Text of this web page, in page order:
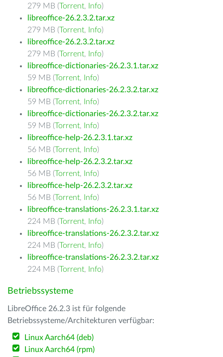
279 MB (Torrent, Info)
libreoffice-26.2.3.2.tar.xz
279 MB (Torrent, Info)
libreoffice-26.2.3.2.tar.xz
279 MB (Torrent, Info)
libreoffice-dictionaries-26.2.3.1.tar.xz
59 MB (Torrent, Info)
libreoffice-dictionaries-26.2.3.2.tar.xz
59 MB (Torrent, Info)
libreoffice-dictionaries-26.2.3.2.tar.xz
59 MB (Torrent, Info)
libreoffice-help-26.2.3.1.tar.xz
56 MB (Torrent, Info)
libreoffice-help-26.2.3.2.tar.xz
56 MB (Torrent, Info)
libreoffice-help-26.2.3.2.tar.xz
56 MB (Torrent, Info)
libreoffice-translations-26.2.3.1.tar.xz
224 MB (Torrent, Info)
libreoffice-translations-26.2.3.2.tar.xz
224 MB (Torrent, Info)
libreoffice-translations-26.2.3.2.tar.xz
224 MB (Torrent, Info)
Betriebssysteme
LibreOffice 26.2.3 ist für folgende
Betriebssysteme/Architekturen verfügbar:
Linux Aarch64 (deb)
Linux Aarch64 (rpm)